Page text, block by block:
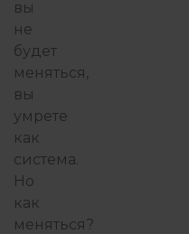
вы
не
будет
меняться,
вы
умрете
как
система.
Но
как
меняться?